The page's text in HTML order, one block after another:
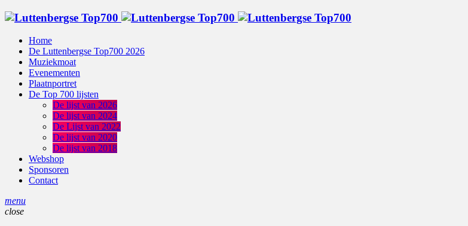
Home
De Luttenbergse Top700 2026
Muziekmoat
Evenementen
Plaatnportret
De Top 700 lijsten
De lijst van 2026
De lijst van 2024
De Lijst van 2022
De lijst van 2020
De lijst van 2018
Webshop
Sponsoren
Contact
menu
close